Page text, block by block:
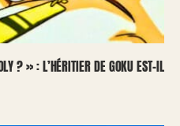
? » : L’HÉRITIER DE GOKU EST-IL